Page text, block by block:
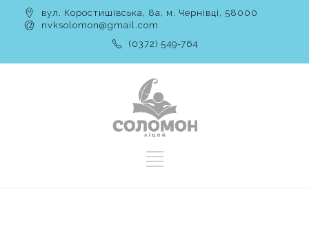
вул. Коростишівська, 8а, м. Чернівці, 58000
nvksolomon@gmail.com
(0372) 549-764